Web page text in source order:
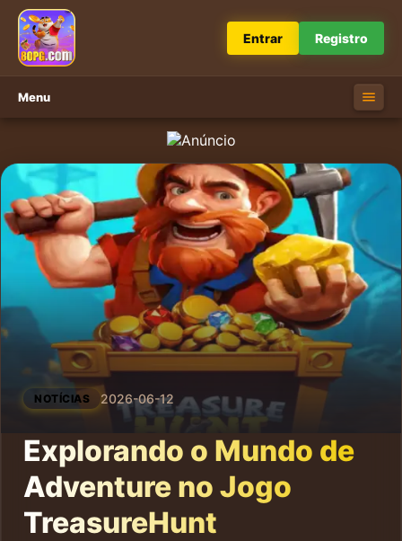
Entrar Registro
Menu
NOTÍCIAS 2026-06-12
Explorando o Mundo de
Adventure no Jogo
TreasureHunt